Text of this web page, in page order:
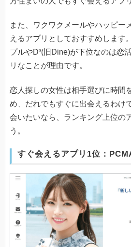
また、ワクワクメールやハッピー
えるアプリとしておすすめします
プルやD³(旧Dine)が下位なのは恋
リなことが理由です。
恋人探しの女性は相手選びに時間
め、だれでもすぐに出会えるわけ
会いたいなら、ランキング上位の
う。
すぐ会えるアプリ1位：